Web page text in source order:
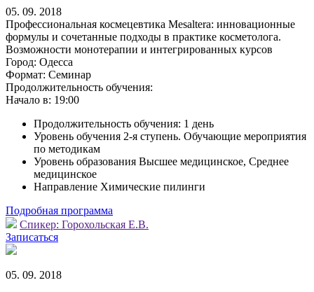
05. 09. 2018
Профессиональная космецевтика Mesaltera: инновационные
формулы и сочетанные подходы в практике косметолога.
Возможности монотерапии и интегрированных курсов
Город: Одесса
Формат: Семинар
Продолжительность обучения:
Начало в: 19:00
Продолжительность обучения: 1 день
Уровень обучения 2-я ступень. Обучающие мероприятия
по методикам
Уровень образования Высшее медицинское, Среднее
медицинское
Направление Химические пилинги
Подробная программа
Спикер: Горохольская Е.В.
Записаться
05. 09. 2018